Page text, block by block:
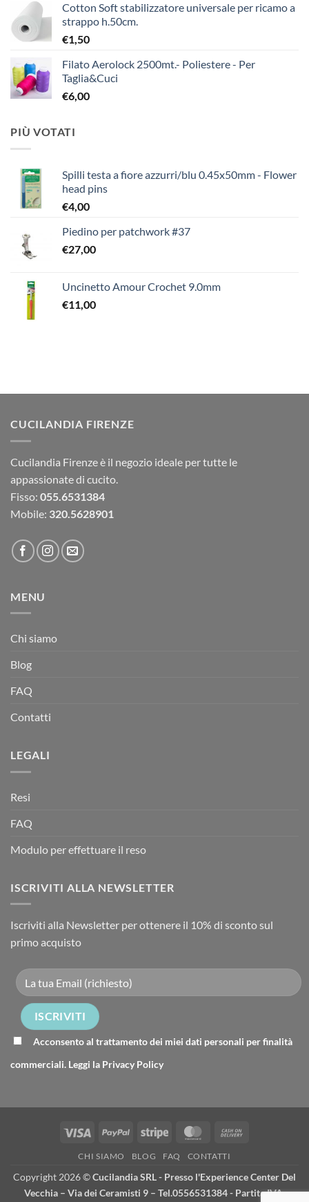
Cotton Soft stabilizzatore universale per ricamo a
strappo h.50cm.
€1,50
Filato Aerolock 2500mt.- Poliestere - Per
Taglia&Cuci
€6,00
PIÙ VOTATI
Spilli testa a fiore azzurri/blu 0.45x50mm - Flower
head pins
€4,00
Piedino per patchwork #37
€27,00
Uncinetto Amour Crochet 9.0mm
€11,00
CUCILANDIA FIRENZE
Cucilandia Firenze è il negozio ideale per tutte le
appassionate di cucito.
Fisso: 055.6531384
Mobile: 320.5628901
MENU
Chi siamo
Blog
FAQ
Contatti
LEGALI
Resi
FAQ
Modulo per effettuare il reso
ISCRIVITI ALLA NEWSLETTER
Iscriviti alla Newsletter per ottenere il 10% di sconto sul
primo acquisto
Acconsento al trattamento dei miei dati personali per finalità
commerciali. Leggi la Privacy Policy
Visa PayPal Stripe MasterCard
CHI SIAMO BLOG FAQ CONTATTI
Copyright 2026 ©Cucilandia SRL - Presso l'Experience Center Del
Vecchia – Via dei Ceramisti 9 – Tel.0556531384 - Partita IVA: